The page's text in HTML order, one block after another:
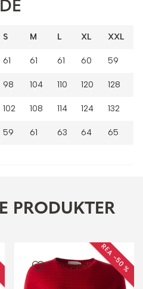
S M L XL XXL
61 61 61 60 59
98 104 110 120 128
102 108 114 124 132
59 61 63 64 65
PRODUKTER
REA −50 %